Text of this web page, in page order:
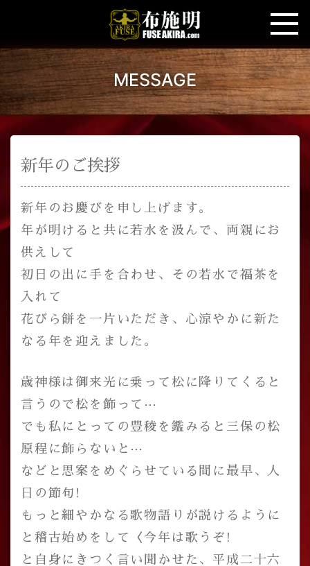
MESSAGE
新年のご挨拶
新年のお慶びを申し上げます。
年が明けると共に若水を汲んで、両親にお
供えして
初日の出に手を合わせ、その若水で福茶を
入れて
花びら餅を一片いただき、心涼やかに新た
なる年を迎えました。
歳神様は御来光に乗って松に降りてくると
言うので松を飾って⋯
でも私にとっての豊稜を鑑みると三保の松
原程に飾らないと⋯
などと思案をめぐらせている間に最早、人
日の節句!
もっと細やかなる歌物語りが説けるように
と稽古始めをして〈今年は歌うぞ!
と自身にきつく言い聞かせた、平成二十六